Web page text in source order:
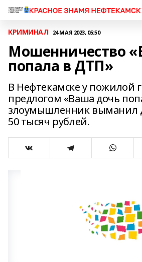
КРИМИНАЛ 24 МАЯ 2023, 05:50
Мошенничество
попала в ДТП»
В Нефтекамске у пожилой
предлогом «Ваша дочь
злоумышленник выманил
50 тысяч рублей.